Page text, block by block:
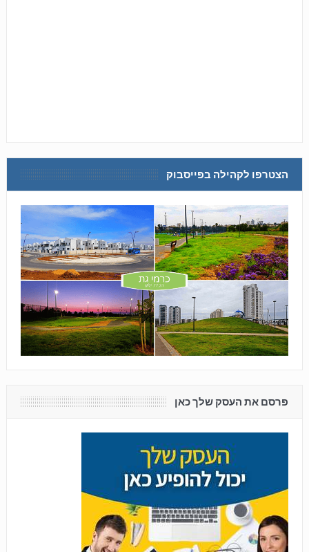
הצטרפו לקהילה בפייסבוק
פרסם את העסק שלך כאן